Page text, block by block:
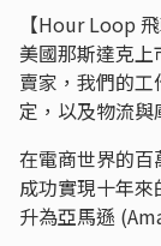
【Hour Loop
美國那斯達克
賣家，我們的
定，以及物流與
在電商世界的百
成功實現十年
升為亞馬遜